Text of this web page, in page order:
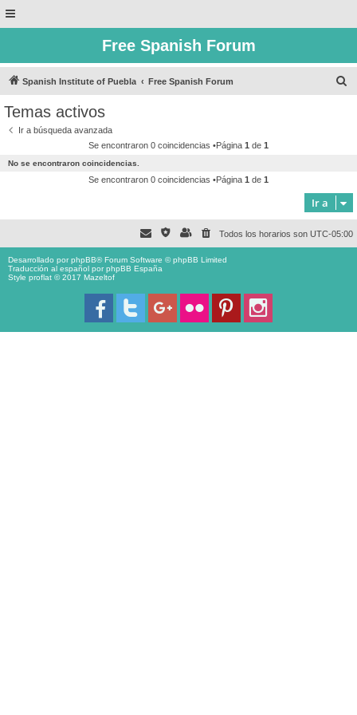
Free Spanish Forum
Spanish Institute of Puebla Free Spanish Forum
Temas activos
Ir a búsqueda avanzada
Se encontraron 0 coincidencias •Página 1 de 1
No se encontraron coincidencias.
Se encontraron 0 coincidencias •Página 1 de 1
Ir a
Todos los horarios son UTC-05:00
Desarrollado porphpBB® Forum Software © phpBB Limited
Traducción al español porphpBB España
Style proflat © 2017 Mazeltof